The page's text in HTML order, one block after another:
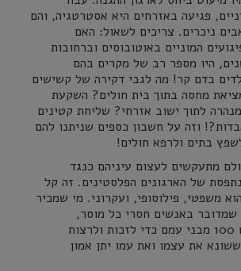
פגיעה באזרחים היא אסטרטגיה, והם
ניכרים. צריכים לשאול: האם
המוניים באוטובוסים וברחובות
היו מספר רב של מקרים בהם
בדם קר! מה לגבי דקירה של קשישים
מחסה בתוך בית חולים? השקעת
לתוך ישוב אזרחי? שליחת קטינים
וזה על חשבון כספים שניתנו להם
בתים ולרפא חולים!
מתעקשים לעצום עיניהם כנגד
של הארגונים הפלסטינים. זה קל
משפטי, פילוסופי, ועקרוני. מי שמכיר
שמדובר באנשים חסרי כל מוסר,
שמעדיפים לשחוט 100 מבני עמם כדי לזכות ולרצוח
את עצמו ואת עמו יתן אמון